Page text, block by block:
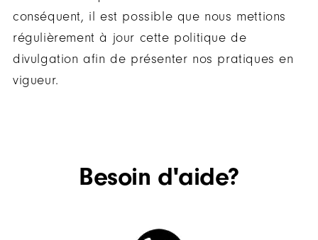
conséquent, il est possible que nous mettions
régulièrement à jour cette politique de
divulgation afin de présenter nos pratiques en
vigueur.
Besoin d'aide?